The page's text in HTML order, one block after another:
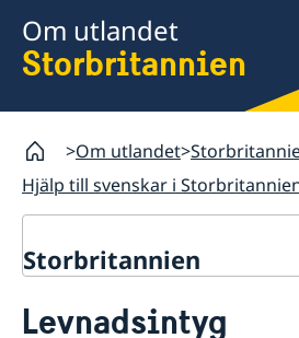
Om utlandet
Storbritannien
Om utlandet
Hjälp till svenskar i
Storbritannien
Hjälp till svenskar i
Levnadsintyg